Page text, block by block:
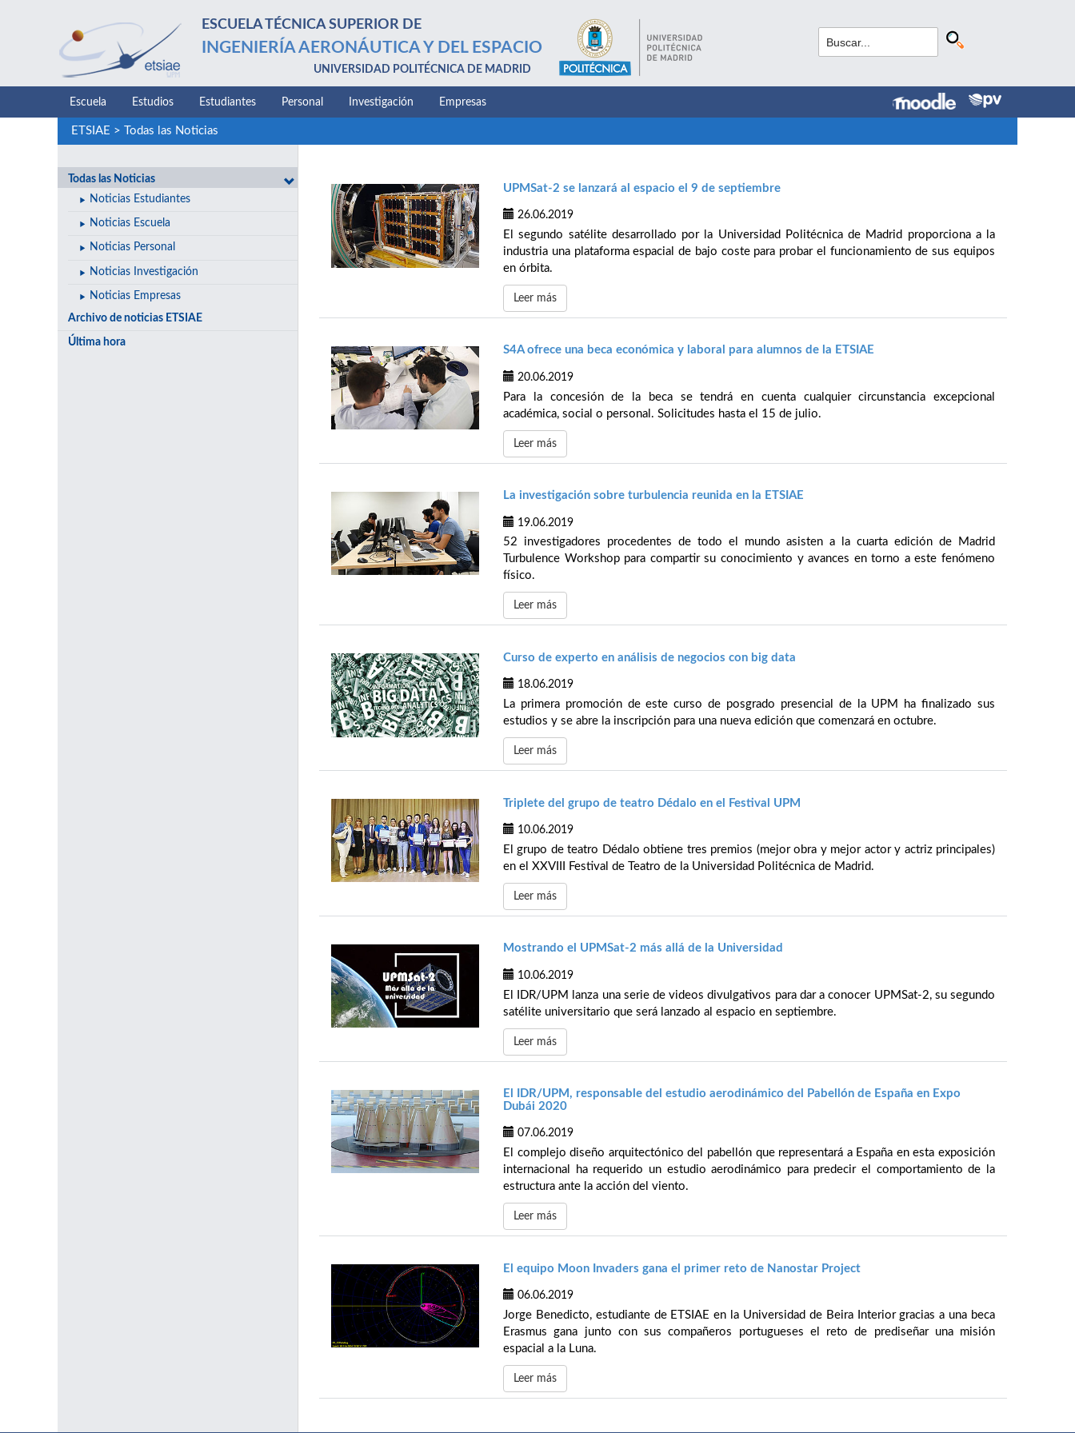
ESCUELA TÉCNICA SUPERIOR DE
INGENIERÍA AERONÁUTICA Y DEL ESPACIO
UNIVERSIDAD POLITÉCNICA DE MADRID
Escuela Estudios Estudiantes Personal Investigación Empresas
ETSIAE > Todas las Noticias
Todas las Noticias
Noticias Estudiantes
Noticias Escuela
Noticias Personal
Noticias Investigación
Noticias Empresas
Archivo de noticias ETSIAE
Última hora
UPMSat-2 se lanzará al espacio el 9 de septiembre
26.06.2019
El segundo satélite desarrollado por la Universidad Politécnica de Madrid proporciona a la
industria una plataforma espacial de bajo coste para probar el funcionamiento de sus equipos
en órbita.
Leer más
S4A ofrece una beca económica y laboral para alumnos de la ETSIAE
20.06.2019
Para la concesión de la beca se tendrá en cuenta cualquier circunstancia excepcional
académica, social o personal. Solicitudes hasta el 15 de julio.
Leer más
La investigación sobre turbulencia reunida en la ETSIAE
19.06.2019
52 investigadores procedentes de todo el mundo asisten a la cuarta edición de Madrid
Turbulence Workshop para compartir su conocimiento y avances en torno a este fenómeno
físico.
Leer más
Curso de experto en análisis de negocios con big data
18.06.2019
La primera promoción de este curso de posgrado presencial de la UPM ha finalizado sus
estudios y se abre la inscripción para una nueva edición que comenzará en octubre.
Leer más
Triplete del grupo de teatro Dédalo en el Festival UPM
10.06.2019
El grupo de teatro Dédalo obtiene tres premios (mejor obra y mejor actor y actriz principales)
en el XXVIII Festival de Teatro de la Universidad Politécnica de Madrid.
Leer más
Mostrando el UPMSat-2 más allá de la Universidad
10.06.2019
El IDR/UPM lanza una serie de videos divulgativos para dar a conocer UPMSat-2, su segundo
satélite universitario que será lanzado al espacio en septiembre.
Leer más
El IDR/UPM, responsable del estudio aerodinámico del Pabellón de España en Expo
Dubái 2020
07.06.2019
El complejo diseño arquitectónico del pabellón que representará a España en esta exposición
internacional ha requerido un estudio aerodinámico para predecir el comportamiento de la
estructura ante la acción del viento.
Leer más
El equipo Moon Invaders gana el primer reto de Nanostar Project
06.06.2019
Jorge Benedicto, estudiante de ETSIAE en la Universidad de Beira Interior gracias a una beca
Erasmus gana junto con sus compañeros portugueses el reto de prediseñar una misión
espacial a la Luna.
Leer más